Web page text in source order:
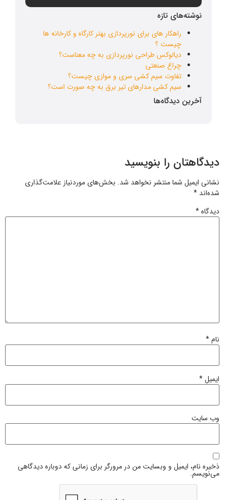
نوشته‌های تازه
راهکار های برای نورپردازی بهتر کارگاه و کارخانه ها
چیست ؟
دیالوکس طراحی نورپردازی به چه معناست؟
چراغ صنعتی
تفاوت سیم کشی سری و موازی چیست؟
سیم کشی مدارهای تیر برق به چه صورت است؟
آخرین دیدگاه‌ها
دیدگاهتان را بنویسید
نشانی ایمیل شما منتشر نخواهد شد. بخش‌های موردنیاز علامت‌گذاری
شده‌اند *
دیدگاه*
نام*
ایمیل*
وب‌ سایت
ذخیره نام، ایمیل و وبسایت من در مرورگر برای زمانی که دوباره دیدگاهی
می‌نویسم.